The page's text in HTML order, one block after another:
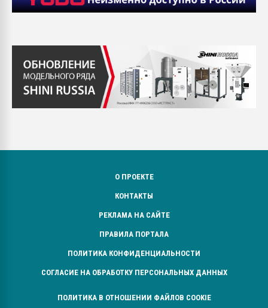
О ПРОЕКТЕ
КОНТАКТЫ
РЕКЛАМА НА САЙТЕ
ПРАВИЛА ПОРТАЛА
ПОЛИТИКА КОНФИДЕНЦИАЛЬНОСТИ
СОГЛАСИЕ НА ОБРАБОТКУ ПЕРСОНАЛЬНЫХ ДАННЫХ
ПОЛИТИКА В ОТНОШЕНИИ ФАЙЛОВ COOKIE